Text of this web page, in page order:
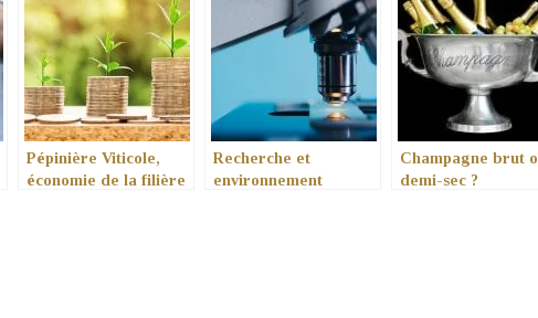
Pépinière Viticole,
économie de la filière
Recherche et
environnement
Champagne brut
demi-sec ?